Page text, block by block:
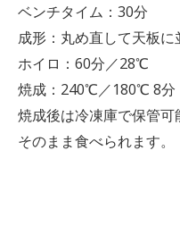
ベンチタイム：30分
成形：丸め直して天板に
ホイロ：60分／28℃
焼成：240℃／180℃ 8分
焼成後は冷凍庫で保管可
そのまま食べられます。